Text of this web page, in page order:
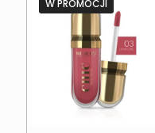
W PROMOCJI